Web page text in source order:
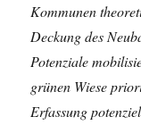
Kommunen
Deckung des
Potenziale
grünen Wiese
Erfassung